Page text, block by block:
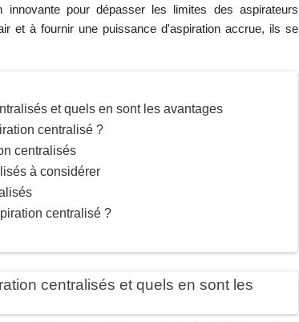
pour dépasser les limites des aspirateurs
et à fournir une puissance d'aspiration accrue, ils se
et quels en sont les avantages
centralisé ?
centralisés
à considérer
centralisé ?
centralisés et quels en sont les